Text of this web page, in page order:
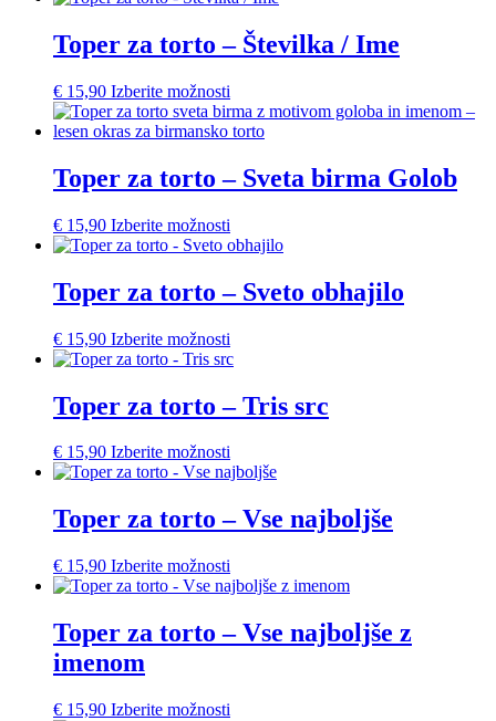
Toper za torto – Številka / Ime
€ 15,90 Izberite možnosti
Toper za torto – Sveta birma Golob
€ 15,90 Izberite možnosti
Toper za torto – Sveto obhajilo
€ 15,90 Izberite možnosti
Toper za torto – Tris src
€ 15,90 Izberite možnosti
Toper za torto – Vse najboljše
€ 15,90 Izberite možnosti
Toper za torto – Vse najboljše z
imenom
€ 15,90 Izberite možnosti